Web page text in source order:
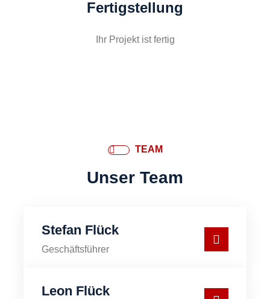
Fertigstellung
Ihr Projekt ist fertig
TEAM
Unser Team
Stefan Flück
Geschäftsführer
Leon Flück